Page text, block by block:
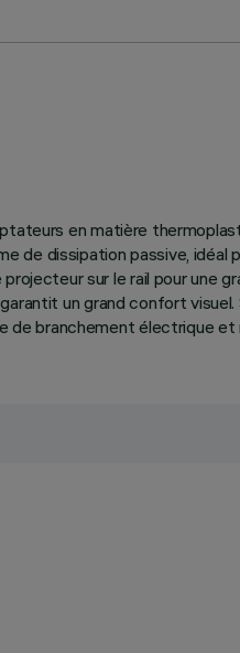
en matière
de dissipation passive,
sur le rail pour une
un grand confort
branchement électrique